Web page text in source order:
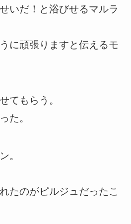
いだ！と浴びせるマルラ
に頑張りますと伝えるモ
てもらう。
た。
。
たのがピルジュだったこ